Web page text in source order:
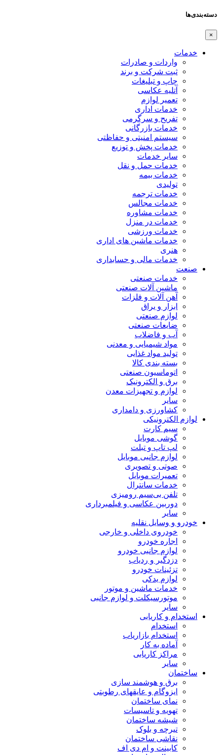
دسته‌بندی‌ها
×
خدمات
واردات و صادرات
ثبت شرکت و برند
چاپ و تبلیغات
آتلیه عکاسی
تعمیر لوازم
خدمات اداری
تفریح و سرگرمی
خدمات بازرگانی
سیستم امنیتی و حفاظتی
خدمات پخش و توزیع
سایر خدمات
خدمات حمل و نقل
خدمات بیمه
تولیدی
خدمات ترجمه
خدمات مجالس
خدمات مشاوره
خدمات در منزل
خدمات ورزشی
خدمات ماشین های اداری
هنری
خدمات مالی و حسابداری
صنعت
خدمات صنعتی
ماشین آلات صنعتی
آهن آلات و فلزات
ابزار و یراق
لوازم صنعتی
ضایعات صنعتی
آب و فاضلاب
مواد شیمیایی و معدنی
تولید مواد غذایی
بسته بندی کالا
اتوماسیون صنعتی
برق و الکترونیک
لوازم و تجهیزات معدن
سایر
کشاورزی و دامداری
لوازم الکترونیکی
سیم کارت
گوشی موبایل
لپ تاپ و تبلت
لوازم جانبی موبایل
صوتی و تصویری
تعمیرات موبایل
خدمات سانترال
تلفن بی‌سیم رومیزی
دوربین عکاسی و فیلمبرداری
سایر
خودرو و وسایل نقلیه
خودروی داخلی و خارجی
اجاره خودرو
لوازم جانبی خودرو
دزدگیر و ردیاب
تزئینات خودرو
لوازم یدکی
خدمات ماشین و موتور
موتورسیکلت و لوازم جانبی
سایر
استخدام و کاریابی
استخدام
استخدام بازاریاب
آماده به کار
مراکز کاریابی
سایر
ساختمان
برق و هوشمند سازی
ایزوگام و عایقهای رطوبتی
نمای ساختمان
تهویه و تاسیسات
شیشه ساختمان
تیرچه و بلوک
نقاشی ساختمان
کابینت و ام دی اف